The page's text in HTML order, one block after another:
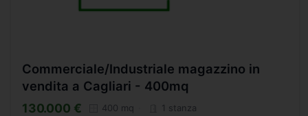
Commerciale/Industriale magazzino in
vendita a Cagliari - 400mq
130.000 € 400 mq 1 stanza